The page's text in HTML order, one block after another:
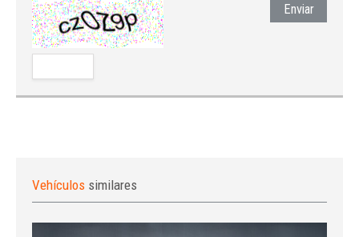
Enviar
Vehículos similares